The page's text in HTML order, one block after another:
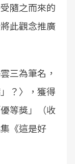
隨之而來的
此觀念推廣
三為筆名，
？〉，獲得
等獎」（收
《這是好